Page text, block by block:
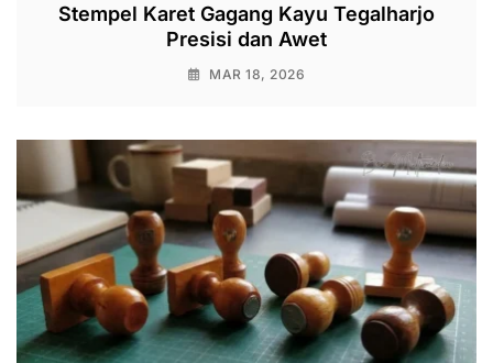
Stempel Karet Gagang Kayu Tegalharjo
Presisi dan Awet
MAR 18, 2026